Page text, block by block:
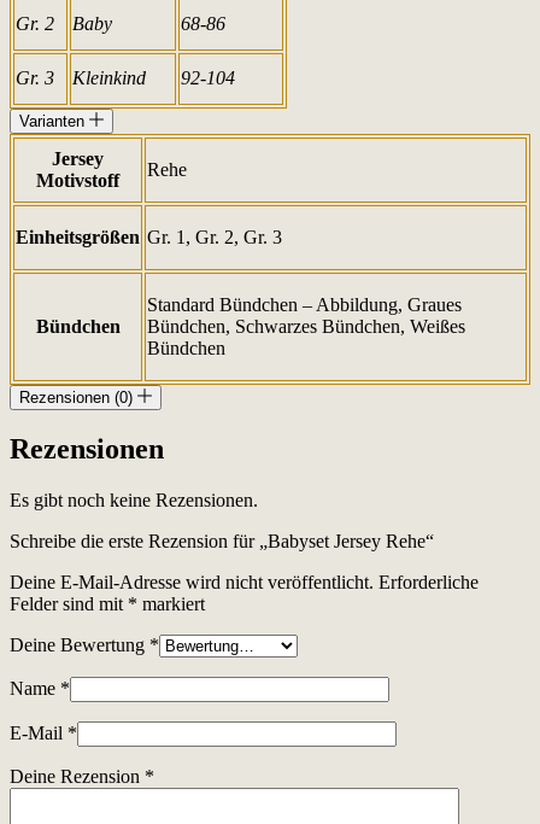
Gr. 2 Baby 68-86
Gr. 3 Kleinkind 92-104
Varianten
Jersey
Motivstoff
Rehe
Einheitsgrößen Gr. 1, Gr. 2, Gr. 3
Bündchen
Standard Bündchen – Abbildung, Graues
Bündchen, Schwarzes Bündchen, Weißes
Bündchen
Rezensionen (0)
Rezensionen
Es gibt noch keine Rezensionen.
Schreibe die erste Rezension für „Babyset Jersey Rehe“
Deine E-Mail-Adresse wird nicht veröffentlicht. Erforderliche
Felder sind mit * markiert
Deine Bewertung *
Name *
E-Mail *
Deine Rezension *